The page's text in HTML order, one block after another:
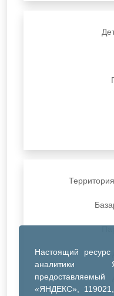
Настоящий ресурс
аналитики
«ЯНДЕКС»,